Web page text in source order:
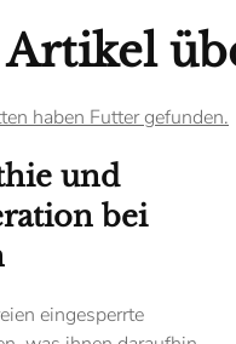
und
bei
eingesperrte